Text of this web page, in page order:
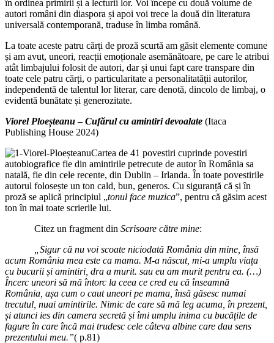
în ordinea primirii și a lecturii lor. Voi începe cu două volume de
autori români din diaspora și apoi voi trece la două din literatura
universală contemporană, traduse în limba română.
La toate aceste patru cărți de proză scurtă am găsit elemente comune
și am avut, uneori, reacții emoționale asemănătoare, pe care le atribui
atât limbajului folosit de autori, dar și unui fapt care transpare din
toate cele patru cărți, o particularitate a personalitatății autorilor,
independentă de talentul lor literar, care denotă, dincolo de limbaj, o
evidentă bunătate și generozitate.
Viorel Ploeșteanu –Cufărul cu amintiri devoalate (Itaca
Publishing House 2024)
Cartea de 41 povestiri cuprinde povestiri
autobiografice fie din amintirile petrecute de autor în România sa
natală, fie din cele recente, din Dublin – Irlanda. În toate povestirile
autorul folosește un ton cald, bun, generos. Cu siguranță că și în
proză se aplică principiul „tonul face muzica”, pentru că găsim acest
ton în mai toate scrierile lui.
Citez un fragment din Scrisoare către mine:
„Sigur că nu voi scoate niciodată România din mine, însă
acum România mea este ca mama. M-a născut, mi-a umplu viața
cu bucurii și amintiri, dra a murit. sau eu am murit pentru ea. (…)
Încerc uneori să mă întorc la ceea ce cred eu că înseamnă
România, așa cum o caut uneori pe mama, însă găsesc numai
trecutul, nuai amintirile. Nimic de care să mă leg acuma, în prezent,
și atunci ies din camera secretă și îmi umplu inima cu bucățile de
fagure în care încă mai trudesc cele câteva albine care dau sens
prezentului meu.”( p.81)